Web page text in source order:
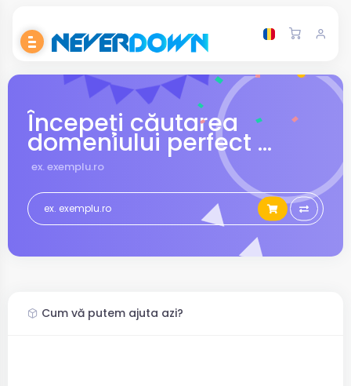
Începeți căutarea
domeniului perfect ...
ex. exemplu.ro
Cum vă putem ajuta azi?